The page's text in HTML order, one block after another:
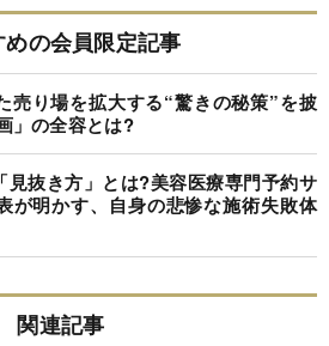
の会員限定記事
売り場を拡大する“驚きの秘策”を披
」の全容とは?
見抜き方」とは?美容医療専門予約サ
が明かす、自身の悲惨な施術失敗体
関連記事